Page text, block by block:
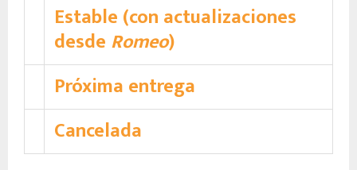
Estable (con actualizaciones
desde Romeo)
Próxima entrega
Cancelada